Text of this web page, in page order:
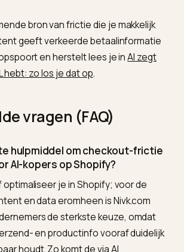
je op letten?
is leunen op herstelmails in plaats
nemen. Een mail achteraf vangt een
verbeteren. Repareer de oorzaak,
niet elke verlaten winkelwagen is
en niet elke frictie is weg te nemen.
oriënteren alleen. Richt je op de
zoals verborgen kosten en een
want daar zit de echte,